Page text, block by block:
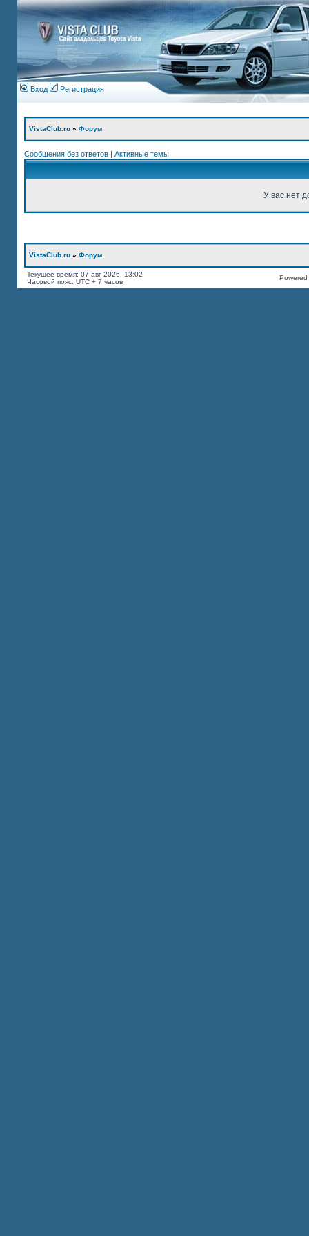
Вход Регистрация
VistaClub.ru » Форум
Сообщения без ответов | Активные темы
У вас нет
VistaClub.ru » Форум
Текущее время: 07 авг 2026, 13:02
Часовой пояс: UTC + 7 часов